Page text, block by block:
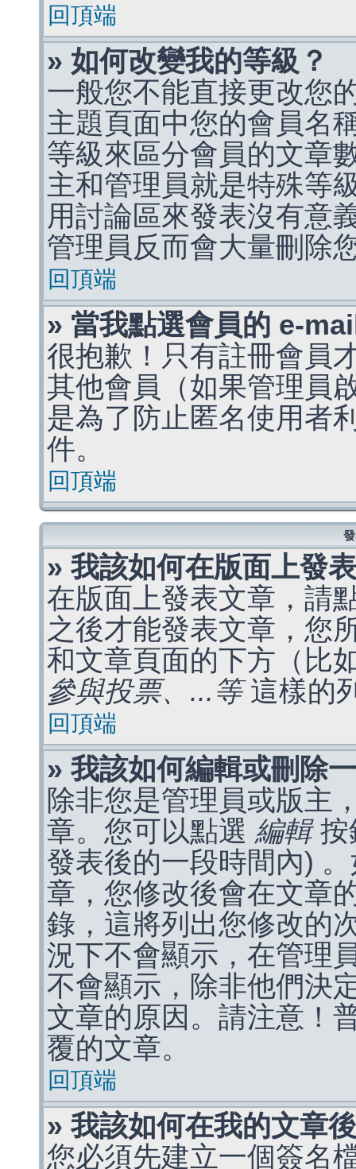
回頂端
» 如何改變我的等級？
一般您不能直接更改您
主題頁面中您的會員名
等級來區分會員的文章
主和管理員就是特殊等
用討論區來發表沒有意
管理員反而會大量刪除
回頂端
» 當我點選會員的 e-
很抱歉！只有註冊會員
其他會員（如果管理員
是為了防止匿名使用者
件。
回頂端
» 我該如何在版面上發
在版面上發表文章，請
之後才能發表文章，您
和文章頁面的下方（比
參與投票、...等這樣的
回頂端
» 我該如何編輯或刪除
除非您是管理員或版主
章。您可以點選 編輯按
發表後的一段時間內)
章，您修改後會在文章
錄，這將列出您修改的
況下不會顯示，在管理
不會顯示，除非他們決
文章的原因。請注意！
覆的文章。
回頂端
» 我該如何在我的文章
您必須先建立一個簽名